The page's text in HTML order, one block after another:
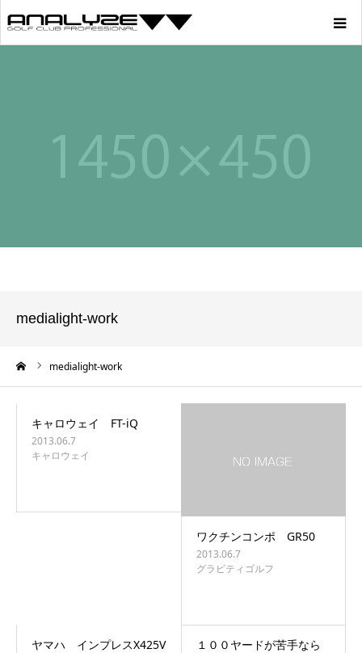
medialight-work
medialight-work
キャロウェイ FT-iQ
2013.06.7
キャロウェイ
ワクチンコンポ GR50
2013.06.7
グラビティゴルフ
ヤマハ インプレスX425V
１００ヤードが苦手なら
Profile